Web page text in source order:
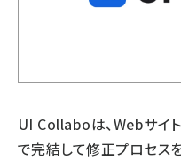
UI Collaboは、Webサイ
で完結して修正プロセス